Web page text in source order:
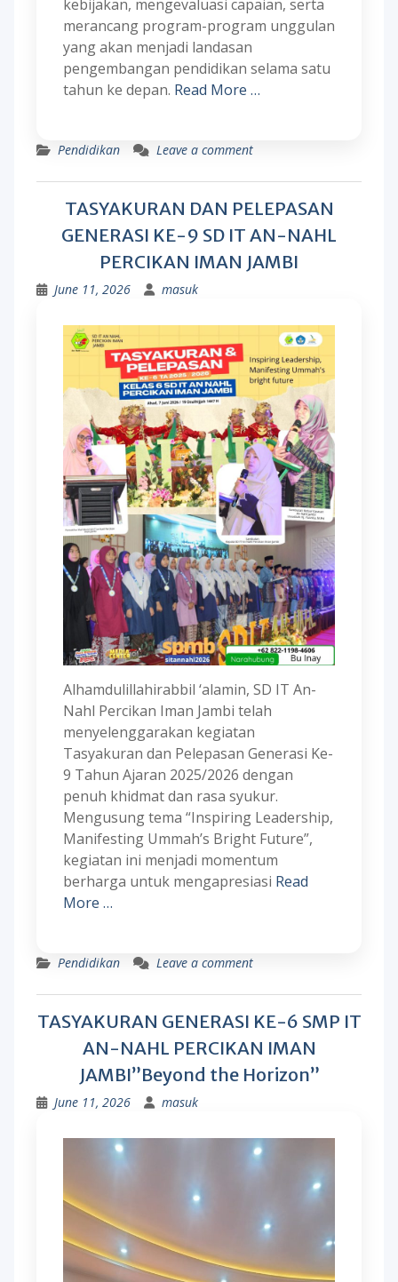
kebijakan, mengevaluasi capaian, serta
merancang program-program unggulan
yang akan menjadi landasan
pengembangan pendidikan selama satu
tahun ke depan. Read More …
Pendidikan Leave a comment
TASYAKURAN DAN PELEPASAN
GENERASI KE-9 SD IT AN-NAHL
PERCIKAN IMAN JAMBI
June 11, 2026 masuk
Alhamdulillahirabbil ‘alamin, SD IT An-
Nahl Percikan Iman Jambi telah
menyelenggarakan kegiatan
Tasyakuran dan Pelepasan Generasi Ke-
9 Tahun Ajaran 2025/2026 dengan
penuh khidmat dan rasa syukur.
Mengusung tema “Inspiring Leadership,
Manifesting Ummah’s Bright Future”,
kegiatan ini menjadi momentum
berharga untuk mengapresiasi Read
More …
Pendidikan Leave a comment
TASYAKURAN GENERASI KE-6 SMP IT
AN-NAHL PERCIKAN IMAN
JAMBI”Beyond the Horizon”
June 11, 2026 masuk